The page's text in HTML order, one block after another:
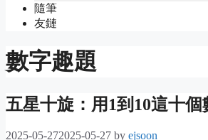
隨筆
友鏈
數字趣題
五星十旋：用1到10這十
2025-05-272025-05-27 by ejsoon